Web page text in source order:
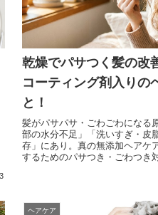
乾燥でパサつく髪の改
コーティング剤入りの
と！
髪がパサパサ・ごわごわになる
部の水分不足」「洗いすぎ・皮
存」にあり。真の無添加ヘアケ
するためのパサつき・ごわつき
ヘアケア